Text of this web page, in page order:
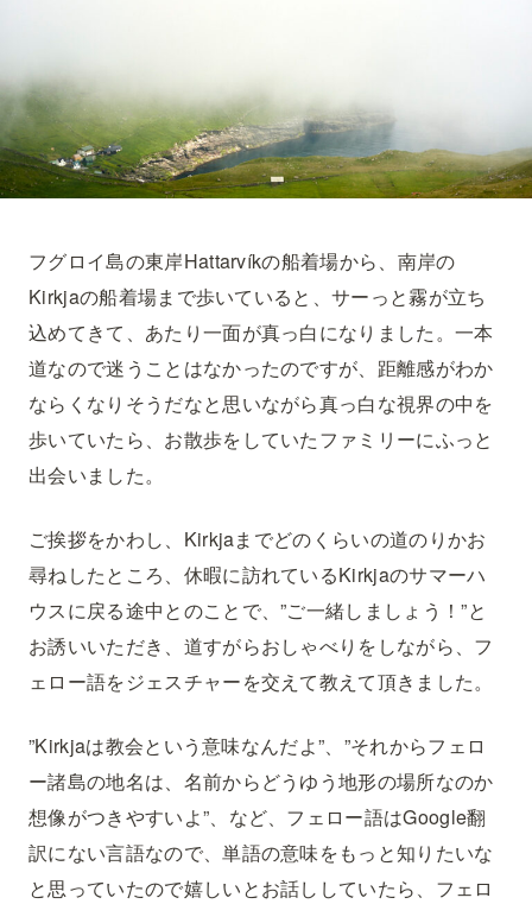
フグロイ島の東岸Hattarvíkの船着場から、南岸の
Kirkjaの船着場まで歩いていると、サーっと霧が立ち
込めてきて、あたり一面が真っ白になりました。一本
道なので迷うことはなかったのですが、距離感がわか
ならくなりそうだなと思いながら真っ白な視界の中を
歩いていたら、お散歩をしていたファミリーにふっと
出会いました。
ご挨拶をかわし、Kirkjaまでどのくらいの道のりかお
尋ねしたところ、休暇に訪れているKirkjaのサマーハ
ウスに戻る途中とのことで、”ご一緒しましょう！”と
お誘いいただき、道すがらおしゃべりをしながら、フ
ェロー語をジェスチャーを交えて教えて頂きました。
”Kirkjaは教会という意味なんだよ”、”それからフェロ
ー諸島の地名は、名前からどうゆう地形の場所なのか
想像がつきやすいよ”、など、フェロー語はGoogle翻
訳にない言語なので、単語の意味をもっと知りたいな
と思っていたので嬉しいとお話ししていたら、フェロ